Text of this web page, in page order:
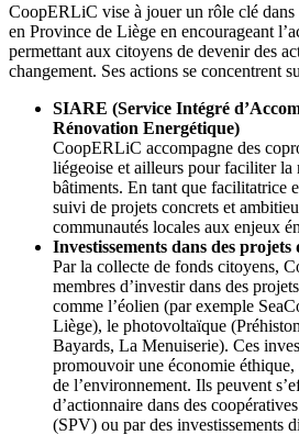
CoopERLiC vise à jouer un rôle clé dans
en Province de Liège en encourageant
permettant aux citoyens de devenir des
changement. Ses actions se concentrent
SIARE (Service Intégré
Rénovation Energétique)
CoopERLiC accompagne des
liégeoise et ailleurs pour faciliter la
bâtiments. En tant que facilitatrice
suivi de projets concrets et
communautés locales aux enjeux
Investissements dans des
Par la collecte de fonds citoyens,
membres d’investir dans des
comme l’éolien (par exemple
Liège), le photovoltaïque
Bayards, La Menuiserie). Ces
promouvoir une économie éthique,
de l’environnement. Ils peuvent
d’actionnaire dans des
(SPV) ou par des investissements